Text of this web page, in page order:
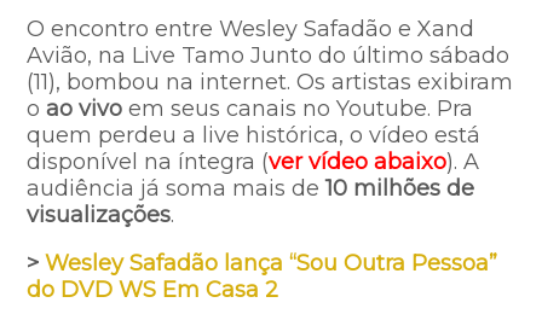
O encontro entre Wesley Safadão e Xand
Avião, na Live Tamo Junto do último sábado
(11), bombou na internet. Os artistas exibiram
oao vivo em seus canais no Youtube. Pra
quem perdeu a live histórica, o vídeo está
disponível na íntegra (ver vídeo abaixo). A
audiência já soma mais de10 milhões de
visualizações.
>Wesley Safadão lança “Sou Outra Pessoa”
do DVD WS Em Casa 2